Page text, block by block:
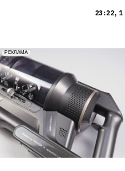
23:22,
erid: 2VfnxxmNzs5
РЕКЛАМА